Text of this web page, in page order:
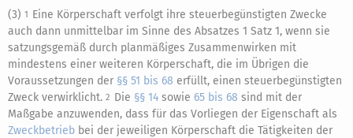
(3) 1 Eine Körperschaft verfolgt ihre steuerbegünstigten Zwecke
auch dann unmittelbar im Sinne des Absatzes 1 Satz 1, wenn sie
satzungsgemäß durch planmäßiges Zusammenwirken mit
mindestens einer weiteren Körperschaft, die im Übrigen die
Voraussetzungen der §§ 51 bis 68 erfüllt, einen steuerbegünstigten
Zweck verwirklicht. 2 Die §§ 14 sowie 65 bis 68 sind mit der
Maßgabe anzuwenden, dass für das Vorliegen der Eigenschaft als
Zweckbetrieb bei der jeweiligen Körperschaft die Tätigkeiten der